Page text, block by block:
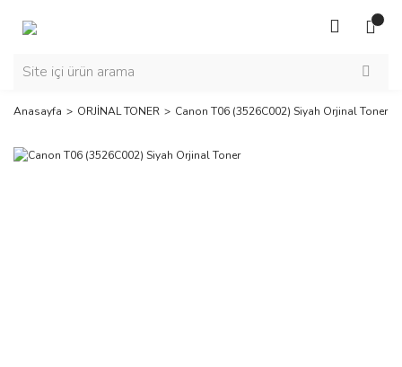
Anasayfa ORJİNAL TONER Canon T06 (3526C002) Siyah Orjinal Toner